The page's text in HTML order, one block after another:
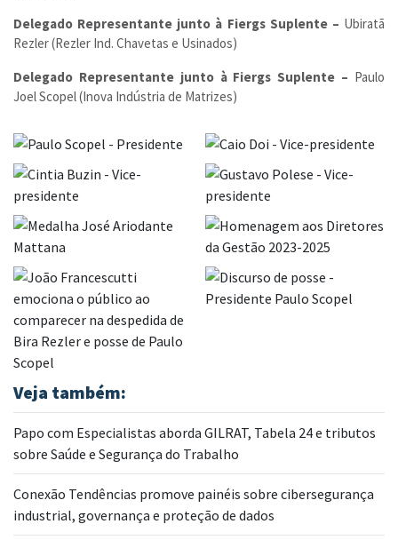
Delegado Representante junto à Fiergs Suplente – Ubiratã
Rezler (Rezler Ind. Chavetas e Usinados)
Delegado Representante junto à Fiergs Suplente – Paulo
Joel Scopel (Inova Indústria de Matrizes)
Veja também:
Papo com Especialistas aborda GILRAT, Tabela 24 e tributos
sobre Saúde e Segurança do Trabalho
Conexão Tendências promove painéis sobre cibersegurança
industrial, governança e proteção de dados